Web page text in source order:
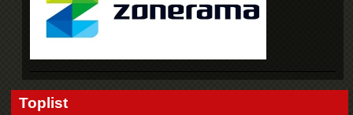
Toplist